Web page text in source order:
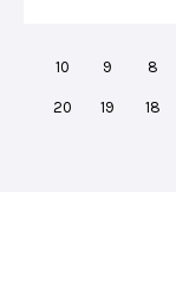
8
9
10
18
19
20